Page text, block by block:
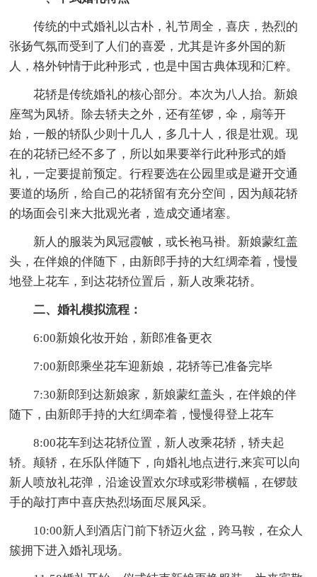
传统的中式婚礼以古朴，礼节周全，喜庆，热烈的
张扬气氛而受到了人们的喜爱，尤其是许多外国的新
人，格外钟情于此种形式，也是中国古典体现和汇粹。
花轿是传统婚礼的核心部分。本次为八人抬。新娘
座驾为凤轿。除去轿夫之外，还有笙锣，伞，扇等开
始，一般的轿队少则十几人，多几十人，很是壮观。现
在的花轿已经不多了，所以如果要举行此种形式的婚
礼，一定要提前预定。行程要选在公园里或是避开交通
要道的场所，给自己的花轿留有充分空间，因为颠花轿
的场面会引来大批观光者，造成交通堵塞。
新人的服装为凤冠霞帔，或长袍马褂。新娘蒙红盖
头，在伴娘的伴随下，由新郎手持的大红绸牵着，慢慢
地登上花车，到达花轿位置后，新人改乘花轿。
二、婚礼模拟流程：
6:00新娘化妆开始，新郎准备更衣
7:00新郎乘坐花车迎新娘，花轿等已准备完毕
7:30新郎到达新娘家，新娘蒙红盖头，在伴娘的伴
随下，由新郎手持的大红绸牵着，慢慢得登上花车
8:00花车到达花轿位置，新人改乘花轿，轿夫起
轿。颠轿，在乐队伴随下，向婚礼地点进行,来宾可以向
新人喷放礼花弹，沿途设置欢尔球或彩带横幅，在锣鼓
手的敲打声中喜庆热烈场面尽展风采。
10:00新人到酒店门前下轿迈火盆，跨马鞍，在众人
簇拥下进入婚礼现场。